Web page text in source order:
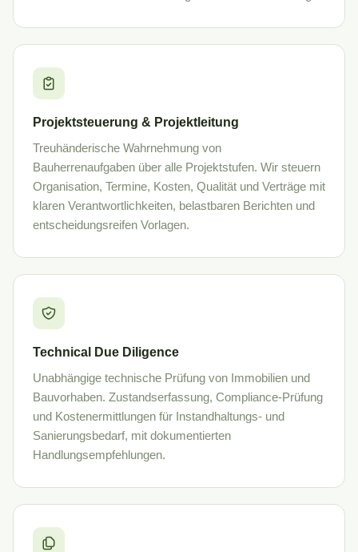
Projektsteuerung & Projektleitung
Treuhänderische Wahrnehmung von
Bauherrenaufgaben über alle Projektstufen. Wir steuern
Organisation, Termine, Kosten, Qualität und Verträge mit
klaren Verantwortlichkeiten, belastbaren Berichten und
entscheidungsreifen Vorlagen.
Technical Due Diligence
Unabhängige technische Prüfung von Immobilien und
Bauvorhaben. Zustandserfassung, Compliance-Prüfung
und Kostenermittlungen für Instandhaltungs- und
Sanierungsbedarf, mit dokumentierten
Handlungsempfehlungen.